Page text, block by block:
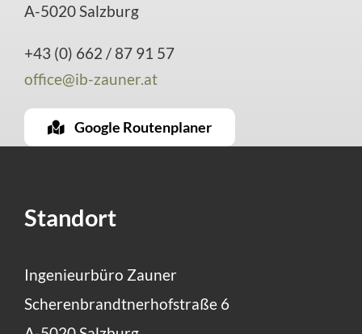
A-5020 Salzburg
+43 (0) 662 / 87 91 57
office@ib-zauner.at
Google Routenplaner
Standort
Ingenieurbüro Zauner
Scherenbrandtnerhofstraße 6